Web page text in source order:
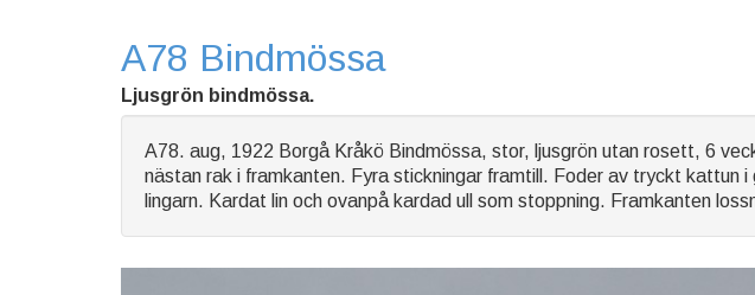
A78 Bindmössa
Ljusgrön bindmössa.
A78. aug, 1922 Borgå Kråkö Bindmössa, stor, ljusgrön utan rosett, 6
nästan rak i framkanten. Fyra stickningar framtill. Foder av tryckt kattun
lingarn. Kardat lin och ovanpå kardad ull som stoppning. Framkanten